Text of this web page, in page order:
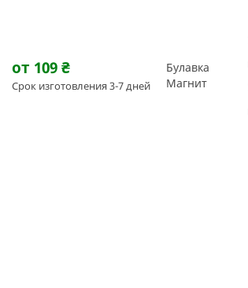
от 109₴
Срок изготовления 3-7 дней
Булавка
Магнит